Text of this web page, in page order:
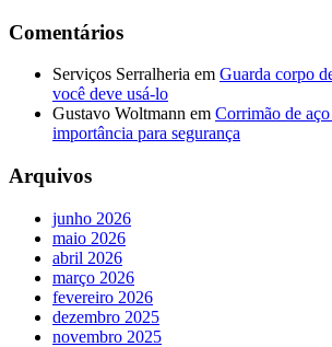
Comentários
Serviços Serralheria em Guarda corpo
você deve usá-lo
Gustavo Woltmann em Corrimão de
importância para segurança
Arquivos
junho 2026
maio 2026
abril 2026
março 2026
fevereiro 2026
dezembro 2025
novembro 2025